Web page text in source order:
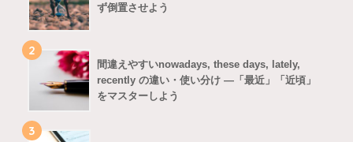
ず倒置させよう
2
間違えやすいnowadays, these days, lately,
recently の違い・使い分け ―「最近」「近頃」
をマスターしよう
3